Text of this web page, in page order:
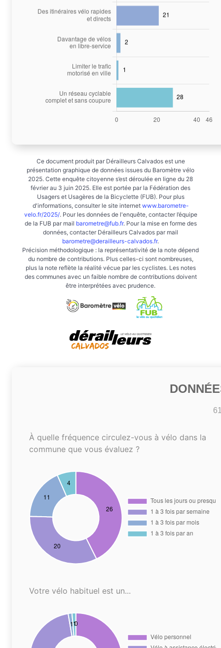
Ce document produit par Dérailleurs Calvados est une
présentation graphique de données issues du Baromètre vélo
2025. Cette enquête citoyenne s’est déroulée en ligne du 28
février au 3 juin 2025. Elle est portée par la Fédération des
Usagers et Usagères de la Bicyclette (FUB). Pour plus
d'informations, consulter le site internet www.barometre-
velo.fr/2025/. Pour les données de l'enquête, contacter l’équipe
de la FUB par mail barometre@fub.fr. Pour la mise en forme des
données, contacter Dérailleurs Calvados par mail
barometre@derailleurs-calvados.fr.
Précision méthodologique : la représentativité de la note dépend
du nombre de contributions. Plus celles-ci sont nombreuses,
plus la note reflète la réalité vécue par les cyclistes. Les notes
des communes avec un faible nombre de contributions doivent
être interprétées avec prudence.
À quelle fréquence circulez-vous à vélo dans la
commune que vous évaluez ?
Votre vélo habituel est un...